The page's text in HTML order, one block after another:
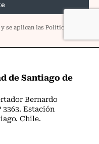
de Santiago de
Bernardo
3363. Estación
Chile.